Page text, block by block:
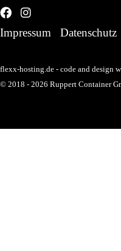
Impressum Datenschutz
flexx-hosting.de - code and design
© 2018 - 2026 Ruppert Container